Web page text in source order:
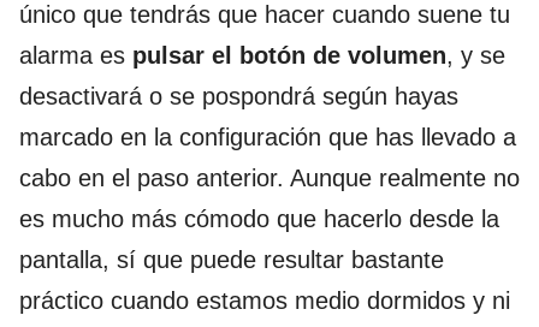
único que tendrás que hacer cuando suene tu
alarma es pulsar el botón de volumen, y se
desactivará o se pospondrá según hayas
marcado en la configuración que has llevado a
cabo en el paso anterior. Aunque realmente no
es mucho más cómodo que hacerlo desde la
pantalla, sí que puede resultar bastante
práctico cuando estamos medio dormidos y ni